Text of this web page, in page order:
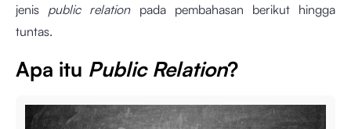
jenis public relation pada pembahasan berikut hingga
tuntas.
Apa itu Public Relation?